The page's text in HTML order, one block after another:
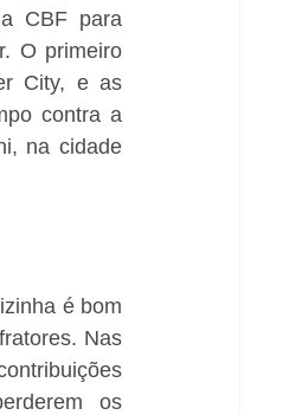
CBF para
O primeiro
City, e as
contra a
na cidade
é bom
Nas
os